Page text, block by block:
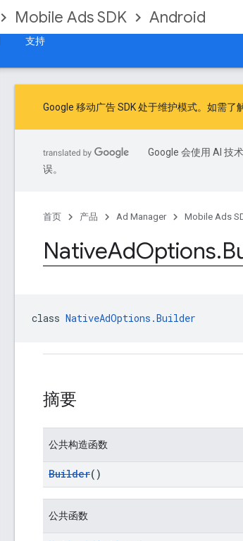
Mobile Ads SDK Android
支持
Google 移动广告 SDK 处于维护模式。如需了
Google 会使用 AI 技
误。
首页 产品 Ad Manager Mobile Ads
NativeAdOptions.
class NativeAdOptions.Builder
摘要
公共构造函数
Builder()
公共函数